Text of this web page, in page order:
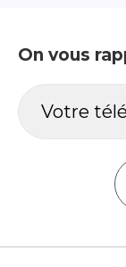
On vous